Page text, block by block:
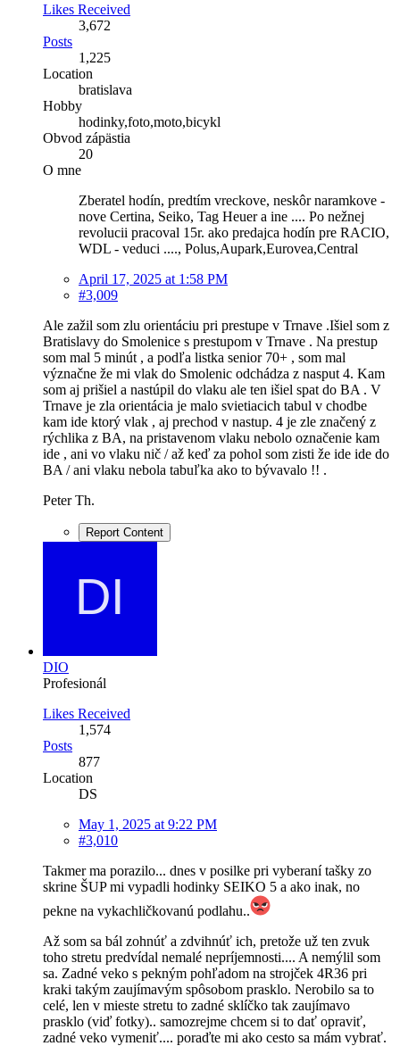
Likes Received
3,672
Posts
1,225
Location
bratislava
Hobby
hodinky,foto,moto,bicykl
Obvod zápästia
20
O mne
Zberatel hodín, predtím vreckove, neskôr naramkove -
nove Certina, Seiko, Tag Heuer a ine .... Po nežnej
revolucii pracoval 15r. ako predajca hodín pre RACIO,
WDL - veduci ...., Polus,Aupark,Eurovea,Central
April 17, 2025 at 1:58 PM
#3,009
Ale zažil som zlu orientáciu pri prestupe v Trnave .Išiel som z
Bratislavy do Smolenice s prestupom v Trnave . Na prestup
som mal 5 minút , a podľa listka senior 70+ , som mal
význačne že mi vlak do Smolenic odchádza z nasput 4. Kam
som aj prišiel a nastúpil do vlaku ale ten išiel spat do BA . V
Trnave je zla orientácia je malo svietiacich tabul v chodbe
kam ide ktorý vlak , aj prechod v nastup. 4 je zle značený z
rýchlika z BA, na pristavenom vlaku nebolo označenie kam
ide , ani vo vlaku nič / až keď za pohol som zisti že ide ide do
BA / ani vlaku nebola tabuľka ako to bývavalo !! .
Peter Th.
Report Content
DIO
Profesionál
Likes Received
1,574
Posts
877
Location
DS
May 1, 2025 at 9:22 PM
#3,010
Takmer ma porazilo... dnes v posilke pri vyberaní tašky zo
skrine ŠUP mi vypadli hodinky SEIKO 5 a ako inak, no
pekne na vykachličkovanú podlahu..
Až som sa bál zohnúť a zdvihnúť ich, pretože už ten zvuk
toho stretu predvídal nemalé nepríjemnosti.... A nemýlil som
sa. Zadné veko s pekným pohľadom na strojček 4R36 pri
kraki takým zaujímavým spôsobom prasklo. Nerobilo sa to
celé, len v mieste stretu to zadné sklíčko tak zaujímavo
prasklo (viď fotky).. samozrejme chcem si to dať opraviť,
zadné veko vymeniť.... poraďte mi ako cesto sa mám vybrať.